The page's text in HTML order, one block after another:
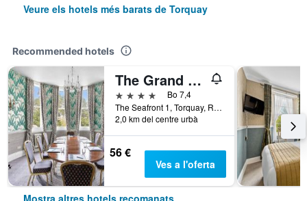
Veure els hotels més barats de Torquay
Recommended hotels
The Grand Hotel
4 estrelles
Bo 7,4
The Seafront 1, Torquay, Regne Unit
2,0 km del centre urbà
56 €
Ves a l'oferta
Mostra altres hotels recomanats